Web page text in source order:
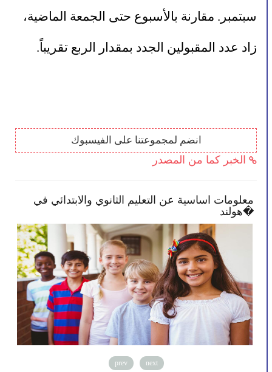
زاد عدد المقبولين الجدد بمقدار الربع تقريباً.
انضم لمجموعتنا على الفيسبوك
الخبر كما من المصدر
معلومات اساسية عن التعليم الثانوي والابتدائي في
هولند�
prev next